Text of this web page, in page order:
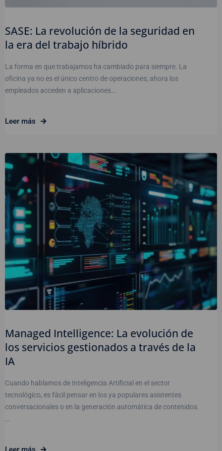
SASE: La revolución de la seguridad en
la era del trabajo híbrido
La forma en que trabajamos ha cambiado para siempre. La
oficina ya no es el único centro de operaciones; ahora los
empleados acceden a aplicaciones…
Leer más
Managed Intelligence: La evolución de
los servicios gestionados a través de la
IA
Cuando hablamos de Inteligencia Artificial en el sector
tecnológico, es fácil pensar en los ya populares asistentes
conversacionales o en la generación automática de contenidos.
…